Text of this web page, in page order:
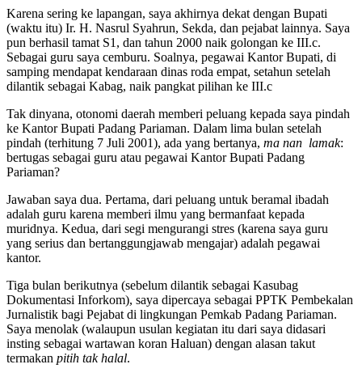
Karena sering ke lapangan, saya akhirnya dekat dengan Bupati
(waktu itu) Ir. H. Nasrul Syahrun, Sekda, dan pejabat lainnya. Saya
pun berhasil tamat S1, dan tahun 2000 naik golongan ke III.c.
Sebagai guru saya cemburu. Soalnya, pegawai Kantor Bupati, di
samping mendapat kendaraan dinas roda empat, setahun setelah
dilantik sebagai Kabag, naik pangkat pilihan ke III.c
Tak dinyana, otonomi daerah memberi peluang kepada saya pindah
ke Kantor Bupati Padang Pariaman. Dalam lima bulan setelah
pindah (terhitung 7 Juli 2001), ada yang bertanya, ma nan lamak:
bertugas sebagai guru atau pegawai Kantor Bupati Padang
Pariaman?
Jawaban saya dua. Pertama, dari peluang untuk beramal ibadah
adalah guru karena memberi ilmu yang bermanfaat kepada
muridnya. Kedua, dari segi mengurangi stres (karena saya guru
yang serius dan bertanggungjawab mengajar) adalah pegawai
kantor.
Tiga bulan berikutnya (sebelum dilantik sebagai Kasubag
Dokumentasi Inforkom), saya dipercaya sebagai PPTK Pembekalan
Jurnalistik bagi Pejabat di lingkungan Pemkab Padang Pariaman.
Saya menolak (walaupun usulan kegiatan itu dari saya didasari
insting sebagai wartawan koran Haluan) dengan alasan takut
termakan pitih tak halal.